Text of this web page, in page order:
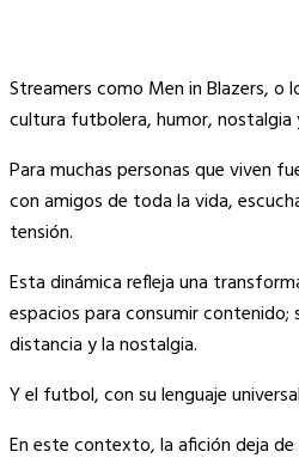
Streamers como Men in Blazers, o
cultura futbolera, humor, nostalgia
Para muchas personas que viven
con amigos de toda la vida,
tensión.
Esta dinámica refleja una
espacios para consumir
distancia y la nostalgia.
Y el futbol, con su lenguaje
En este contexto, la afición deja